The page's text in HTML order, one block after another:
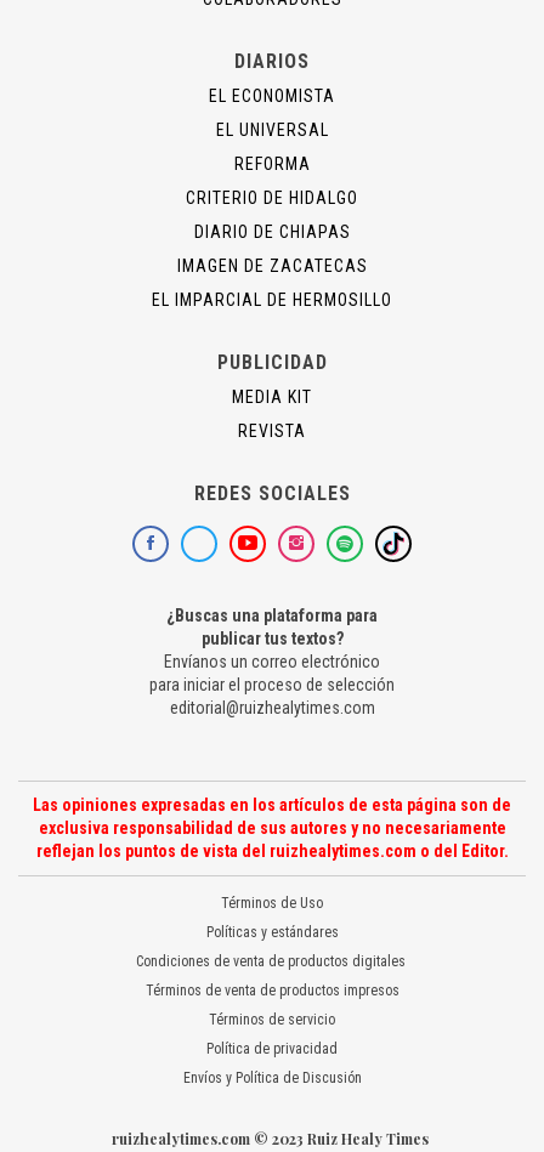
DIARIOS
EL ECONOMISTA
EL UNIVERSAL
REFORMA
CRITERIO DE HIDALGO
DIARIO DE CHIAPAS
IMAGEN DE ZACATECAS
EL IMPARCIAL DE HERMOSILLO
PUBLICIDAD
MEDIA KIT
REVISTA
REDES SOCIALES
¿Buscas una plataforma para
publicar tus textos?
Envíanos un correo electrónico
para iniciar el proceso de selección
editorial@ruizhealytimes.com
Las opiniones expresadas en los artículos de esta página son de
exclusiva responsabilidad de sus autores y no necesariamente
reflejan los puntos de vista del ruizhealytimes.com o del Editor.
Términos de Uso
Políticas y estándares
Condiciones de venta de productos digitales
Términos de venta de productos impresos
Términos de servicio
Política de privacidad
Envíos y Política de Discusión
ruizhealytimes.com © 2023 Ruiz Healy Times